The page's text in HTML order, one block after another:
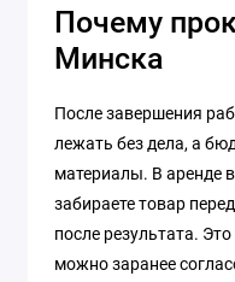
Почему
Минска
После завершения
лежать без дела, а
материалы. В аренде
забираете товар
после результата.
можно заранее